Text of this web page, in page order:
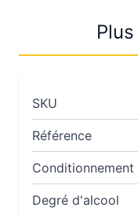
SKU
Référence
Conditionnement
Degré d'alcool